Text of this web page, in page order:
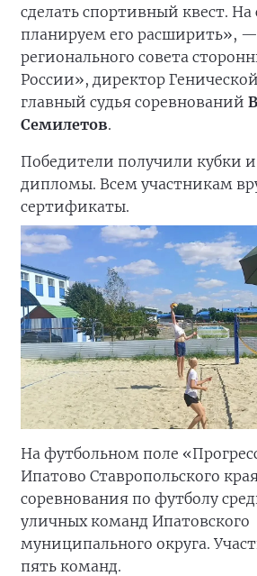
сделать спортивный квест.
планируем его расширить», —
регионального совета
России», директор
главный судья соревнований
Семилетов.
Победители получили кубки
дипломы. Всем участникам
сертификаты.
На футбольном поле
Ипатово Ставропольского
соревнования по футболу
уличных команд Ипатовского
муниципального округа.
пять команд.